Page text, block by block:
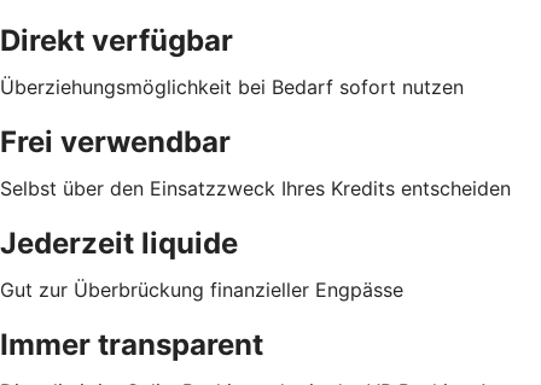
Direkt verfügbar
Überziehungsmöglichkeit bei Bedarf sofort nutzen
Frei verwendbar
Selbst über den Einsatzzweck Ihres Kredits entscheiden
Jederzeit liquide
Gut zur Überbrückung finanzieller Engpässe
Immer transparent